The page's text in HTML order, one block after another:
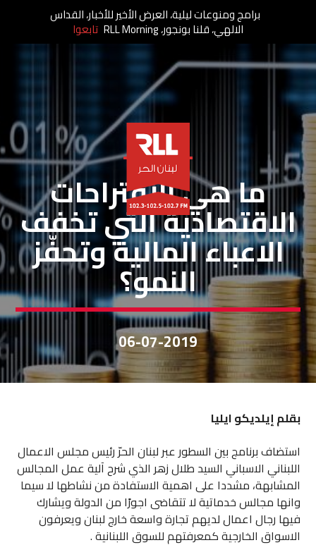
خاص لبنان الحر
ما هي الاقتراحات
الاقتصادية التي تخفف
الاعباء المالية وتحفّز
النمو؟
06-07-2019
بقلم إيلديكو ايليا
استضاف برنامج بين السطور عبر لبنان الحرّ رئيس مجلس الاعمال
اللبناني الاسباني السيد طلال زهر الذي شرح آلية عمل المجالس
المشابهة، مشددا على اهمية الاستفادة من نشاطها لا سيما
وانها مجالس خدماتية لا تتقاضى اجورًا من الدولة ويشارك
فيها رجال اعمال لديهم تجارة واسعة خارج لبنان ويعرفون
الاسواق الخارجية كمعرفتهم للسوق اللبنانية .
برامج ومنوعات ليلية، العرض الأخير للأخبار، القداس
الالهي، قلنا بونجور، RLL Morning تابعوا